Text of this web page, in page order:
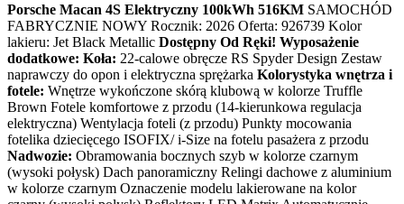
Porsche Macan 4S Elektryczny 100kWh 516KM SAMOCHÓD
FABRYCZNIE NOWY Rocznik: 2026 Oferta: 926739 Kolor
lakieru: Jet Black Metallic Dostępny Od Ręki! Wyposażenie
dodatkowe: Koła: 22-calowe obręcze RS Spyder Design Zestaw
naprawczy do opon i elektryczna sprężarka Kolorystyka wnętrza i
fotele: Wnętrze wykończone skórą klubową w kolorze Truffle
Brown Fotele komfortowe z przodu (14-kierunkowa regulacja
elektryczna) Wentylacja foteli (z przodu) Punkty mocowania
fotelika dziecięcego ISOFIX/ i-Size na fotelu pasażera z przodu
Nadwozie: Obramowania bocznych szyb w kolorze czarnym
(wysoki połysk) Dach panoramiczny Relingi dachowe z aluminium
w kolorze czarnym Oznaczenie modelu lakierowane na kolor